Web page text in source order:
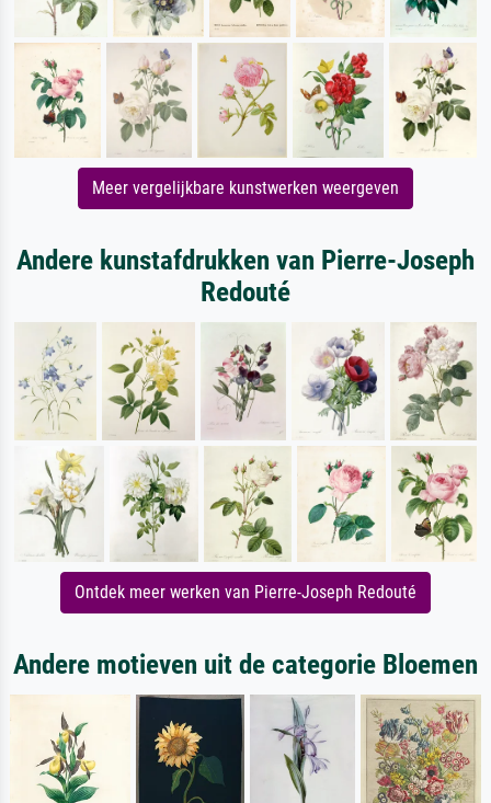
Meer vergelijkbare kunstwerken weergeven
Andere kunstafdrukken van Pierre-Joseph
Redouté
Ontdek meer werken van Pierre-Joseph Redouté
Andere motieven uit de categorie Bloemen